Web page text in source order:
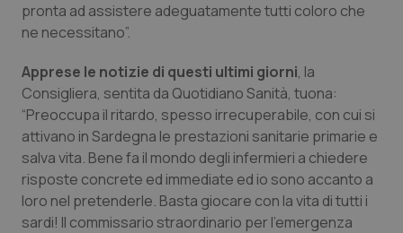
Oncologia & Nutrizione
Psoriasi & pelle
Quotidiano Cardiologia
Quotidiano Chirurgia
Quotidiano Oncologia
pronta ad assistere adeguatamente tutti coloro che
ne necessitano”.
Apprese le notizie di questi ultimi giorni, la
Consigliera, sentita da Quotidiano Sanità, tuona:
“Preoccupa il ritardo, spesso irrecuperabile, con cui si
attivano in Sardegna le prestazioni sanitarie primarie e
salva vita. Bene fa il mondo degli infermieri a chiedere
risposte concrete ed immediate ed io sono accanto a
loro nel pretenderle. Basta giocare con la vita di tutti i
sardi! Il commissario straordinario per l'emergenza